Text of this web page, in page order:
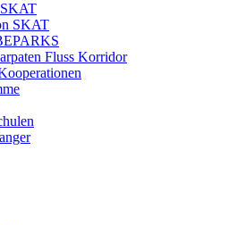
SKAT
Fluss Korridor